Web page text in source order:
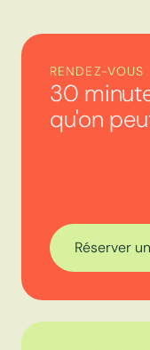
RENDEZ-VOUS
30
qu'on
Réserver